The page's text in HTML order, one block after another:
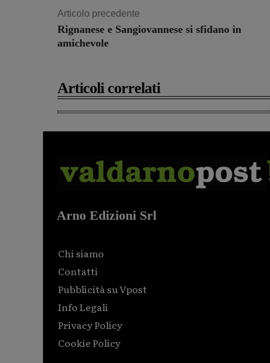
Articolo precedente
Rignanese e Sangiovannese si sfidano in
amichevole
Articoli correlati
Arno Edizioni Srl
Chi siamo
Contatti
Pubblicità su Vpost
Info Legali
Privacy Policy
Cookie Policy